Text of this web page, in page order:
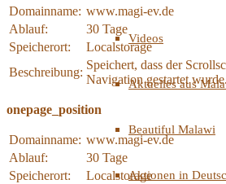
Videos
Aktuelles aus
Beautiful Malawi
Aktionen in
Domainname: www.magi-ev.de
Ablauf:
30 Tage
Speicherort:
Localstorage
Beschreibung:
Speichert, dass der
Navigation gestartet
onepage_position
Domainname: www.magi-ev.de
Ablauf:
30 Tage
Speicherort:
Localstorage